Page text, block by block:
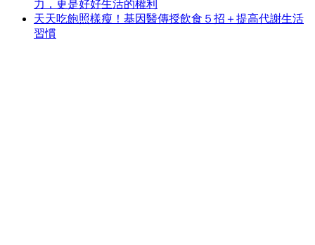
力，更是好好生活的權利
天天吃飽照樣瘦！基因醫傳授飲食５招＋提高代謝生活
習慣